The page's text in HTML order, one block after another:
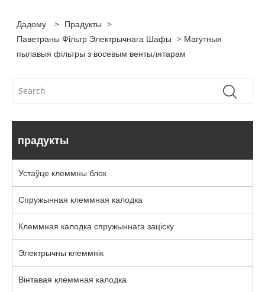
Дадому > Прадукты >
Паветраны Фільтр Электрычнага Шафы > Магутныя
пылавыя фільтры з восевым вентылятарам
прадукты
Устаўце клеммны блок
Спружынная клеммная калодка
Клеммная калодка спружыннага заціску
Электрычны клеммнік
Вінтавая клеммная калодка